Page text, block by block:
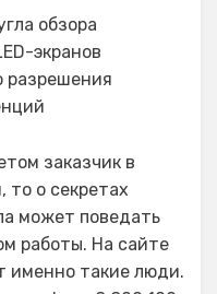
обзора
экранов
разрешения
заказчик в
то о секретах
может поведать
работы. На сайте
именно такие люди.